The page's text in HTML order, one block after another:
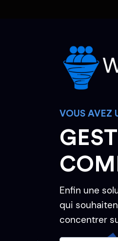
VOUS AVEZ
Enfin une
qui
concentrer